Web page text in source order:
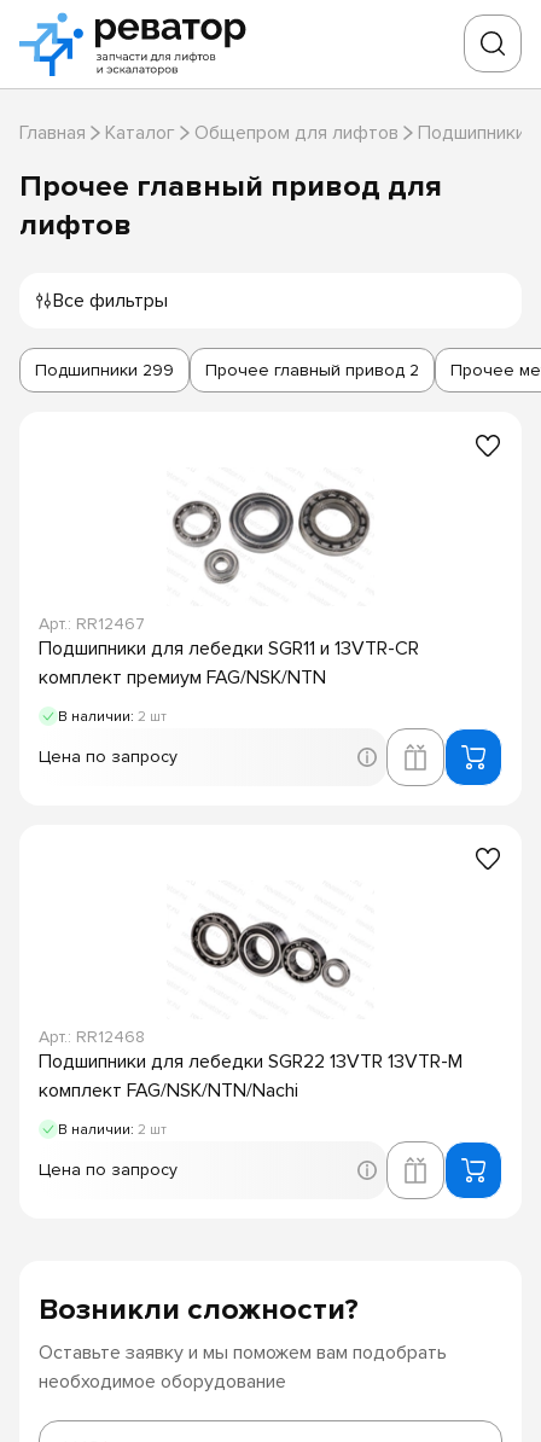
Главная Каталог Общепром для лифтов Подшипники
Прочее главный привод для
лифтов
Все фильтры
Подшипники 299 Прочее главный привод 2 Прочее
Арт.: RR12467
Подшипники для лебедки SGR11 и 13VTR-CR
комплект премиум FAG/NSK/NTN
В наличии: 2 шт
Цена по запросу
Арт.: RR12468
Подшипники для лебедки SGR22 13VTR 13VTR-M
комплект FAG/NSK/NTN/Nachi
В наличии: 2 шт
Цена по запросу
Возникли сложности?
Оставьте заявку и мы поможем вам подобрать
необходимое оборудование
ФИО*